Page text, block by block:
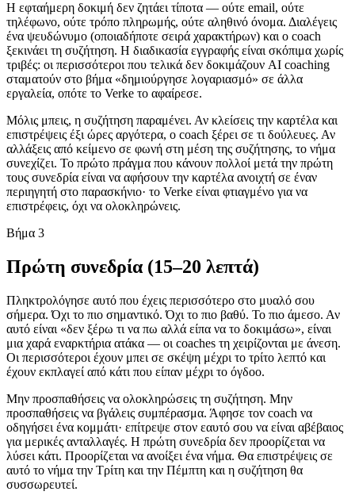
Η εφταήμερη δοκιμή δεν ζητάει τίποτα — ούτε email, ούτε
τηλέφωνο, ούτε τρόπο πληρωμής, ούτε αληθινό όνομα. Διαλέγεις
ένα ψευδώνυμο (οποιαδήποτε σειρά χαρακτήρων) και ο coach
ξεκινάει τη συζήτηση. Η διαδικασία εγγραφής είναι σκόπιμα χωρίς
τριβές: οι περισσότεροι που τελικά δεν δοκιμάζουν AI coaching
σταματούν στο βήμα «δημιούργησε λογαριασμό» σε άλλα
εργαλεία, οπότε το Verke το αφαίρεσε.
Μόλις μπεις, η συζήτηση παραμένει. Αν κλείσεις την καρτέλα και
επιστρέψεις έξι ώρες αργότερα, ο coach ξέρει σε τι δούλευες. Αν
αλλάξεις από κείμενο σε φωνή στη μέση της συζήτησης, το νήμα
συνεχίζει. Το πρώτο πράγμα που κάνουν πολλοί μετά την πρώτη
τους συνεδρία είναι να αφήσουν την καρτέλα ανοιχτή σε έναν
περιηγητή στο παρασκήνιο· το Verke είναι φτιαγμένο για να
επιστρέφεις, όχι να ολοκληρώνεις.
Βήμα 3
Πρώτη συνεδρία (15–20 λεπτά)
Πληκτρολόγησε αυτό που έχεις περισσότερο στο μυαλό σου
σήμερα. Όχι το πιο σημαντικό. Όχι το πιο βαθύ. Το πιο άμεσο. Αν
αυτό είναι «δεν ξέρω τι να πω αλλά είπα να το δοκιμάσω», είναι
μια χαρά εναρκτήρια ατάκα — οι coaches τη χειρίζονται με άνεση.
Οι περισσότεροι έχουν μπει σε σκέψη μέχρι το τρίτο λεπτό και
έχουν εκπλαγεί από κάτι που είπαν μέχρι το όγδοο.
Μην προσπαθήσεις να ολοκληρώσεις τη συζήτηση. Μην
προσπαθήσεις να βγάλεις συμπέρασμα. Άφησε τον coach να
οδηγήσει ένα κομμάτι· επίτρεψε στον εαυτό σου να είναι αβέβαιος
για μερικές ανταλλαγές. Η πρώτη συνεδρία δεν προορίζεται να
λύσει κάτι. Προορίζεται να ανοίξει ένα νήμα. Θα επιστρέψεις σε
αυτό το νήμα την Τρίτη και την Πέμπτη και η συζήτηση θα
συσσωρευτεί.